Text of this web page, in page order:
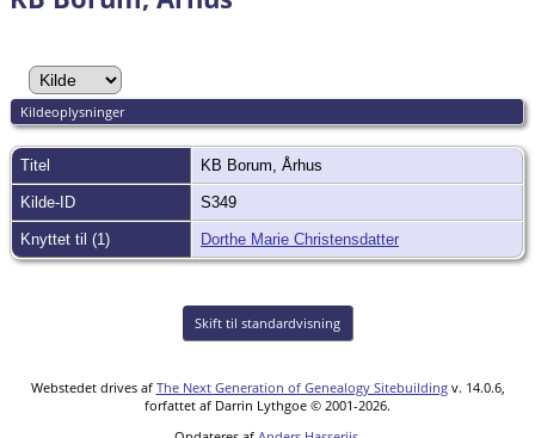
Kildeoplysninger
Titel KB Borum, Århus
Kilde-ID S349
Knyttet til (1) Dorthe Marie Christensdatter
Skift til standardvisning
Webstedet drives af The Next Generation of Genealogy Sitebuildingv. 14.0.6,
forfattet af Darrin Lythgoe © 2001-2026.